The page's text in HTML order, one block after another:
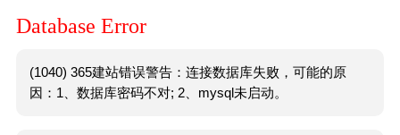
Database Error
(1040) 365建站错误警告：连接数据库失败，可能的原
因：1、数据库密码不对; 2、mysql未启动。